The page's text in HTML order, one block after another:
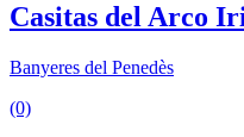
Casitas del Arco
Banyeres del Penedès
(0)